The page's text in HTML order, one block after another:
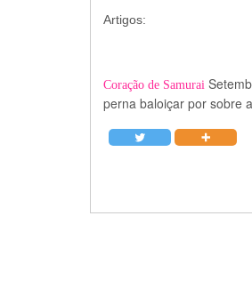
Artigos:
Coração de Samurai
perna baloiçar por sobre